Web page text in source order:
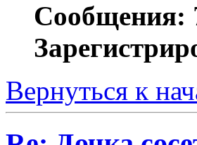
Сообщения:
Вернуться к